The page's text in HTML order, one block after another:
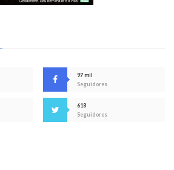
97 mil
Seguidores
618
Seguidores